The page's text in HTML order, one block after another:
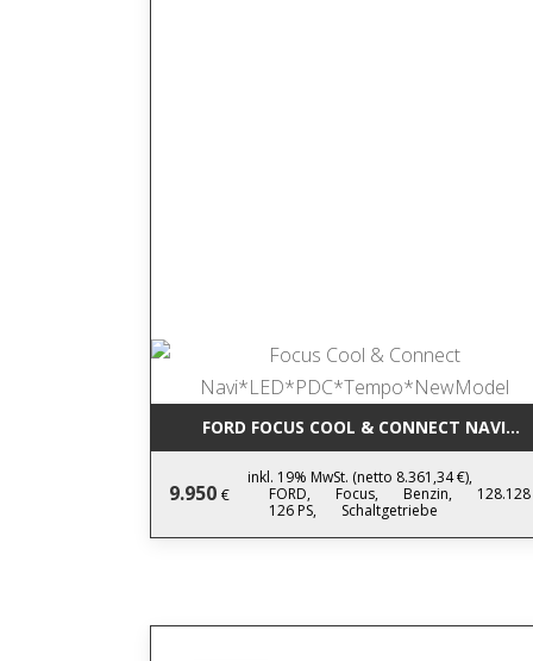
FORD FOCUS COOL & CONNECT
9.950 €
inkl. 19% MwSt. (netto 8.361,34 €),
FORD,
Focus, Benzin,
126 PS,
Schaltgetriebe